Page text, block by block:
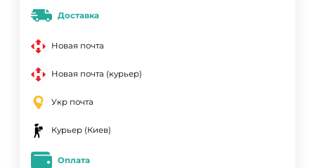
Доставка
Новая почта
Новая почта (курьер)
Укр почта
Курьер (Киев)
Оплата